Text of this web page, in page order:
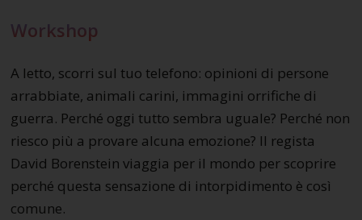
Workshop
A letto, scorri sul tuo telefono: opinioni di persone
arrabbiate, animali carini, immagini orrifiche di
guerra. Perché oggi tutto sembra uguale? Perché non
riesco più a provare alcuna emozione? Il regista
David Borenstein viaggia per il mondo per scoprire
perché questa sensazione di intorpidimento è così
comune.